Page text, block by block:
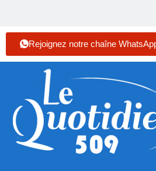
Rejoignez notre chaîne